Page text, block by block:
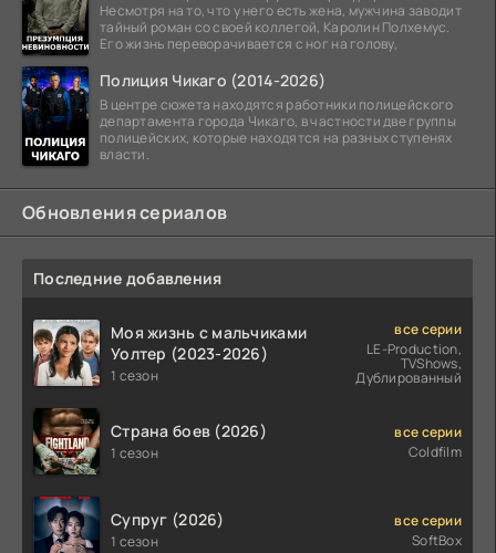
Несмотря на то, что у него есть жена, мужчина заводит
тайный роман со своей коллегой, Каролин Полхемус.
Его жизнь переворачивается с ног на голову,
Полиция Чикаго (2014-2026)
В центре сюжета находятся работники полицейского
департамента города Чикаго, в частности две группы
полицейских, которые находятся на разных ступенях
власти.
Обновления сериалов
Последние добавления
Моя жизнь с мальчиками
Уолтер (2023-2026)
1 сезон
все серии
LE-Production,
TVShows,
Дублированный
Страна боев (2026)
1 сезон
все серии
Coldfilm
Супруг (2026)
1 сезон
все серии
SoftBox